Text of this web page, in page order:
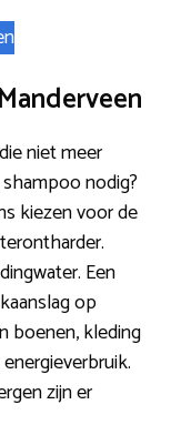
niet meer
nodig?
kiezen voor de
Een
op
boenen, kleding
zijn er